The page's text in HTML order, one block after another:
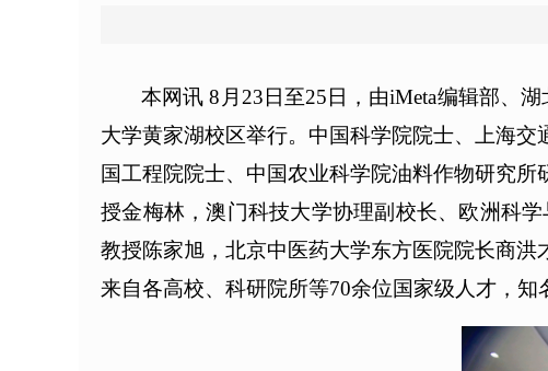
本网讯 8月23日至25日，由iMeta编辑部、
大学黄家湖校区举行。中国科学院院士、上海
国工程院院士、中国农业科学院油料作物研究
授金梅林，澳门科技大学协理副校长、欧洲科
教授陈家旭，北京中医药大学东方医院院长商
来自各高校、科研院所等70余位国家级人才，知